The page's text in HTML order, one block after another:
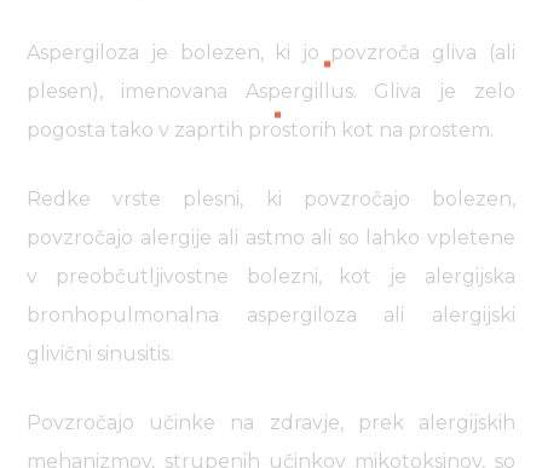
Aspergiloza je bolezen, ki jo povzroča gliva (ali
plesen), imenovana Aspergillus. Gliva je zelo
pogosta tako v zaprtih prostorih kot na prostem.
Redke vrste plesni, ki povzročajo bolezen,
povzročajo alergije ali astmo ali so lahko vpletene
v preobčutljivostne bolezni, kot je alergijska
bronhopulmonalna aspergiloza ali alergijski
glivični sinusitis.
Povzročajo učinke na zdravje, prek alergijskih
mehanizmov, strupenih učinkov mikotoksinov, so